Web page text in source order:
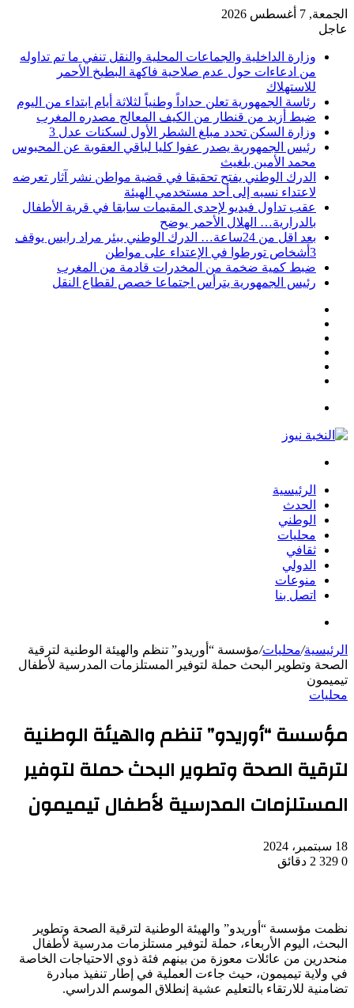
الجمعة, 7 أغسطس 2026
عاجل
وزارة الداخلية والجماعات المحلية والنقل تنفي ما تم تداوله
من ادعاءات حول عدم صلاحية فاكهة البطيخ الأحمر
للاستهلاك
رئاسة الجمهورية تعلن حداداً وطنياً لثلاثة أيام ابتداء من اليوم
ضبط أزيد من قنطار من الكيف المعالج مصدره المغرب
وزارة السكن تحدد مبلغ الشطر الأول لسكنات عدل 3
رئيس الجمهورية يصدر عفوا كليا لباقي العقوبة عن المحبوس
محمد الأمين بلغيث
الدرك الوطني يفتح تحقيقا في قضية مواطن نشر آثار تعرضه
لاعتداء نسبه إلى أحد مستخدمي الهيئة
عقب تداول فيديو لإحدى المقيمات سابقا في قرية الأطفال
بالدرارية… الهلال الأحمر يوضح
بعد اقل من 24ساعة… الدرك الوطني ببئر مراد رايس يوقف
3أشخاص تورطوا في الإعتداء على مواطن
ضبط كمية ضخمة من المخدرات قادمة من المغرب
رئيس الجمهورية يترأس اجتماعا خصص لقطاع النقل
الرئيسية
الحدث
الوطني
محليات
ثقافي
الدولي
منوعات
اتصل بنا
الرئيسية/محليات/مؤسسة “أوريدو” تنظم والهيئة الوطنية لترقية
الصحة وتطوير البحث حملة لتوفير المستلزمات المدرسية لأطفال
تيميمون
محليات
مؤسسة “أوريدو” تنظم والهيئة الوطنية
لترقية الصحة وتطوير البحث حملة لتوفير
المستلزمات المدرسية لأطفال تيميمون
18 سبتمبر، 2024
0
2 دقائق
نظمت مؤسسة “أوريدو” والهيئة الوطنية لترقية الصحة وتطوير
البحث، اليوم الأربعاء، حملة لتوفير مستلزمات مدرسية لأطفال
منحدرين من عائلات معوزة من بينهم فئة ذوي الاحتياجات الخاصة
في ولاية تيميمون، حيث جاءت العملية في إطار تنفيذ مبادرة
تضامنية للارتقاء بالتعليم عشية إنطلاق الموسم الدراسي.